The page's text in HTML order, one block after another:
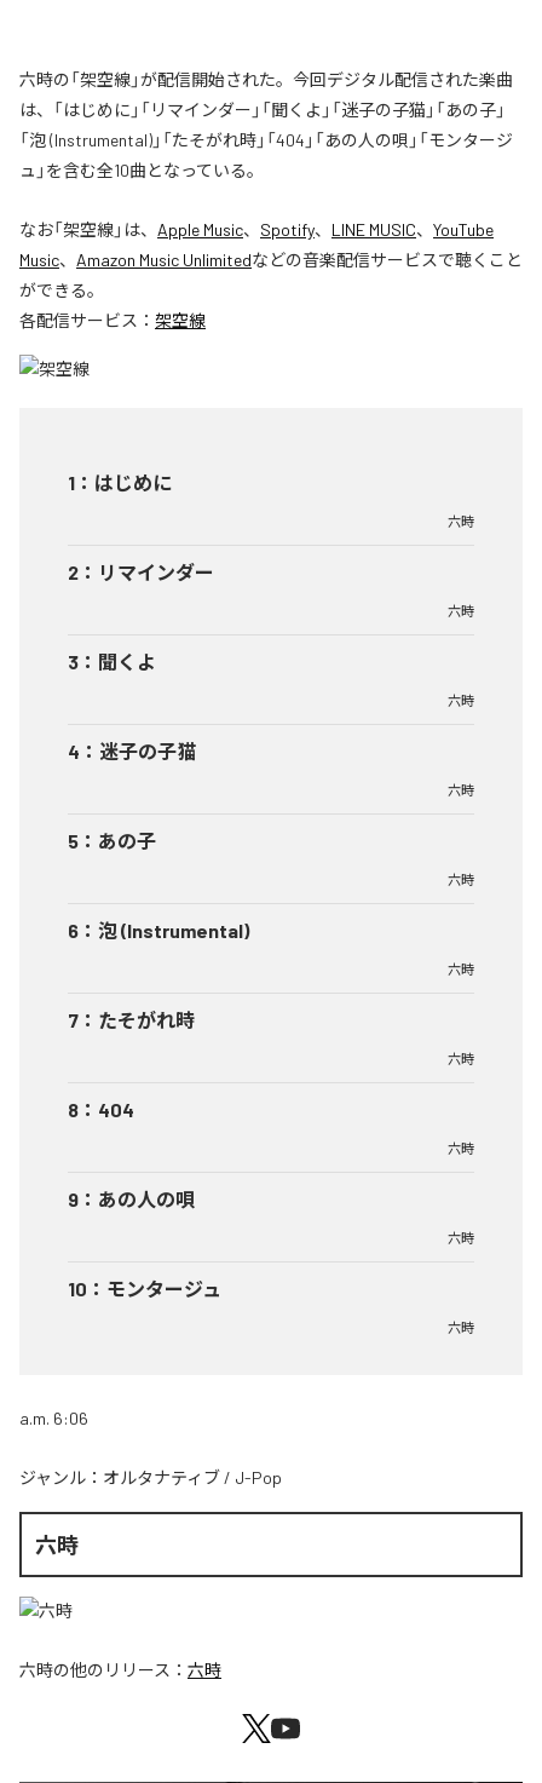
六時の「架空線」が配信開始された。今回デジタル配信された楽曲
は、「はじめに」「リマインダー」「聞くよ」「迷子の子猫」「あの子」
「泡 (Instrumental)」「たそがれ時」「404」「あの人の唄」「モンタージ
ュ」を含む全10曲となっている。
なお「架空線」は、 Apple Music、 Spotify、 LINE MUSIC、 YouTube
Music、 Amazon Music Unlimitedなどの音楽配信サービスで聴くこと
ができる。
各配信サービス： 架空線
1 ： はじめに
六時
2 ： リマインダー
六時
3 ： 聞くよ
六時
4 ： 迷子の子猫
六時
5 ： あの子
六時
6 ： 泡 (Instrumental)
六時
7 ： たそがれ時
六時
8 ： 404
六時
9 ： あの人の唄
六時
10 ： モンタージュ
六時
a.m. 6:06
ジャンル： オルタナティブ / J-Pop
六時
六時の他のリリース： 六時